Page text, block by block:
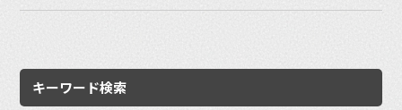
キーワード検索